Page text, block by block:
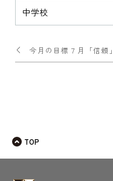
中学校
投
稿
ショ
今月の目標７月「信頼」
TOP